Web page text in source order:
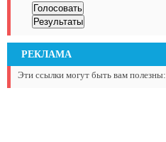
РЕКЛАМА
Эти ссылки могут быть вам полезны: